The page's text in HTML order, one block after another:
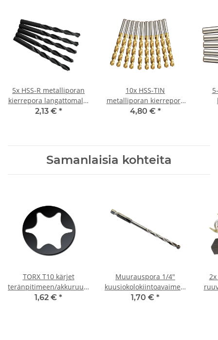
5x HSS-R metalliporan
kierrepora langattomalle
ruuvitaltalle/pora Ø 9
2,13 € *
10x HSS-TIN
metalliporan kierrepora
langattomalle
4,80 € *
Samanlaisia kohteita
TORX T10 kärjet
teränpitimeen/akkuruuvimeisseliin/iskuavaimen
materiaali 50 mm
1,62 € *
Muurauspora 1/4"
kuusiokolokiintoavaimella/
Ø 7 mm
1,70 € *